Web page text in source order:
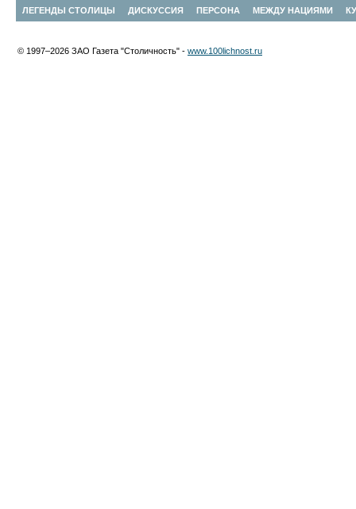
ЛЕГЕНДЫ СТОЛИЦЫ ДИСКУССИЯ ПЕРСОНА МЕЖДУ НАЦИЯМИ
© 1997–2026 ЗАО Газета "Столичность" - www.100lichnost.ru